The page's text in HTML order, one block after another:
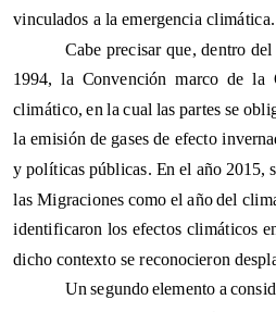
la emis